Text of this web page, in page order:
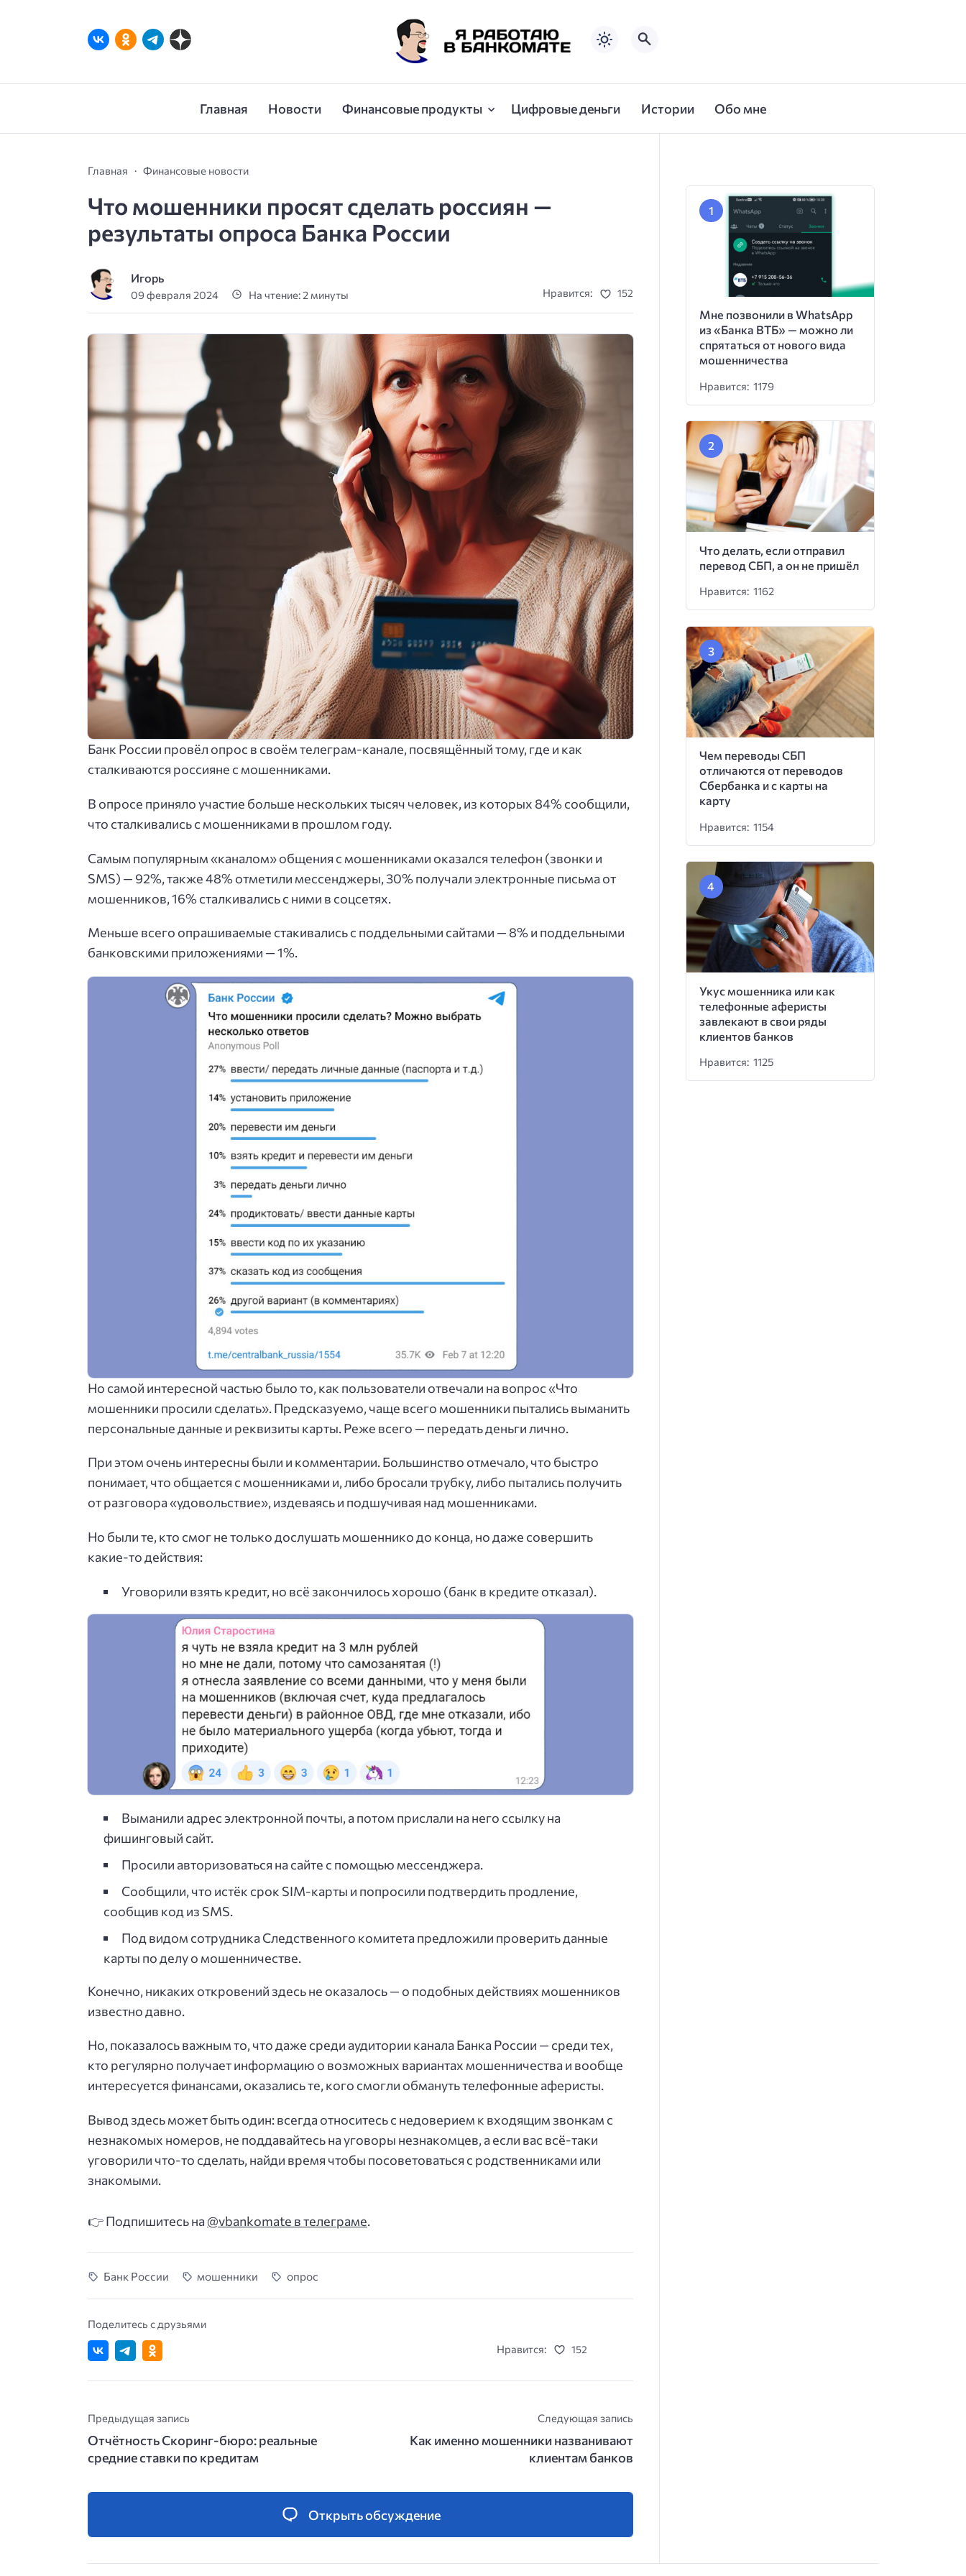
Главная Новости Финансовые продукты Цифровые деньги Истории Обо мне
Главная Финансовые новости
Что мошенники просят сделать россиян —
результаты опроса Банка России
Игорь
09 февраля 2024 На чтение: 2 минуты Нравится: 152
Банк России провёл опрос в своём телеграм-канале, посвящённый тому, где и как
сталкиваются россияне с мошенниками.
В опросе приняло участие больше нескольких тысяч человек, из которых 84% сообщили,
что сталкивались с мошенниками в прошлом году.
Самым популярным «каналом» общения с мошенниками оказался телефон (звонки и
SMS) — 92%, также 48% отметили мессенджеры, 30% получали электронные письма от
мошенников, 16% сталкивались с ними в соцсетях.
Меньше всего опрашиваемые стакивались с поддельными сайтами — 8% и поддельными
банковскими приложениями — 1%.
Но самой интересной частью было то, как пользователи отвечали на вопрос «Что
мошенники просили сделать». Предсказуемо, чаще всего мошенники пытались выманить
персональные данные и реквизиты карты. Реже всего — передать деньги лично.
При этом очень интересны были и комментарии. Большинство отмечало, что быстро
понимает, что общается с мошенниками и, либо бросали трубку, либо пытались получить
от разговора «удовольствие», издеваясь и подшучивая над мошенниками.
Но были те, кто смог не только дослушать мошеннико до конца, но даже совершить
какие-то действия:
Уговорили взять кредит, но всё закончилось хорошо (банк в кредите отказал).
Выманили адрес электронной почты, а потом прислали на него ссылку на
фишинговый сайт.
Просили авторизоваться на сайте с помощью мессенджера.
Сообщили, что истёк срок SIM-карты и попросили подтвердить продление,
сообщив код из SMS.
Под видом сотрудника Следственного комитета предложили проверить данные
карты по делу о мошенничестве.
Конечно, никаких откровений здесь не оказалось — о подобных действиях мошенников
известно давно.
Но, показалось важным то, что даже среди аудитории канала Банка России — среди тех,
кто регулярно получает информацию о возможных вариантах мошенничества и вообще
интересуется финансами, оказались те, кого смогли обмануть телефонные аферисты.
Вывод здесь может быть один: всегда относитесь с недоверием к входящим звонкам с
незнакомых номеров, не поддавайтесь на уговоры незнакомцев, а если вас всё-таки
уговорили что-то сделать, найди время чтобы посоветоваться с родственниками или
знакомыми.
👉 Подпишитесь на @vbankomate в телеграме.
Банк России мошенники опрос
Поделитесь с друзьями
Нравится:
152
Предыдущая запись
Отчётность Скоринг-бюро: реальные
средние ставки по кредитам
Следующая запись
Как именно мошенники названивают
клиентам банков
Открыть обсуждение
Мне позвонили в WhatsApp
из «Банка ВТБ» — можно ли
спрятаться от нового вида
мошенничества
Нравится: 1179
Что делать, если отправил
перевод СБП, а он не пришёл
Нравится: 1162
Чем переводы СБП
отличаются от переводов
Сбербанка и с карты на
карту
Нравится: 1154
Укус мошенника или как
телефонные аферисты
завлекают в свои ряды
клиентов банков
Нравится: 1125